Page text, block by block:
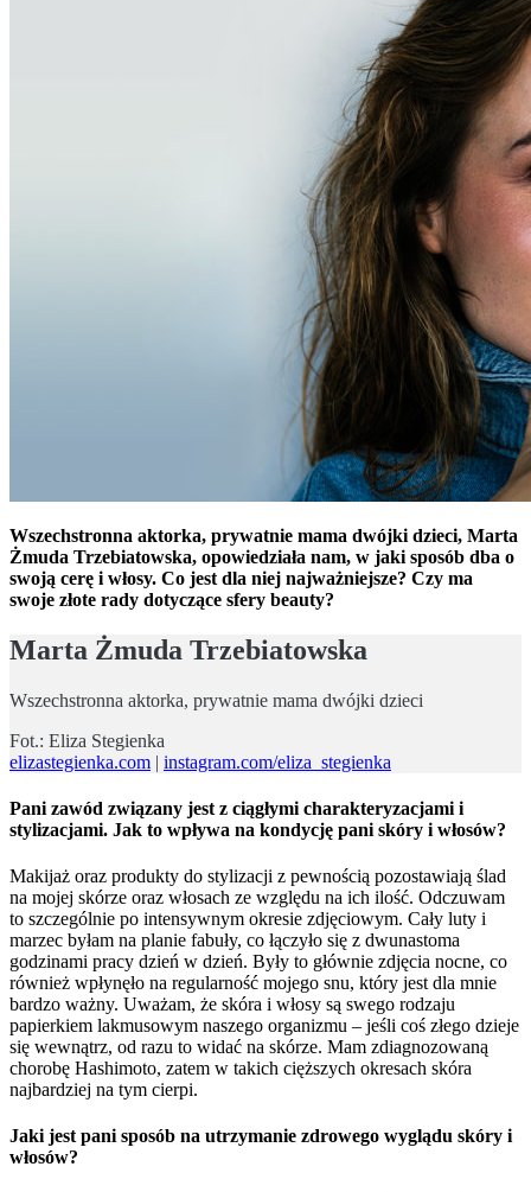
Wszechstronna aktorka, prywatnie mama dwójki dzieci, Marta
Żmuda Trzebiatowska, opowiedziała nam, w jaki sposób dba o
swoją cerę i włosy. Co jest dla niej najważniejsze? Czy ma
swoje złote rady dotyczące sfery beauty?
Marta Żmuda Trzebiatowska
Wszechstronna aktorka, prywatnie mama dwójki dzieci
Fot.: Eliza Stegienka
elizastegienka.com | instagram.com/eliza_stegienka
Pani zawód związany jest z ciągłymi charakteryzacjami i
stylizacjami. Jak to wpływa na kondycję pani skóry i włosów?
Makijaż oraz produkty do stylizacji z pewnością pozostawiają ślad
na mojej skórze oraz włosach ze względu na ich ilość. Odczuwam
to szczególnie po intensywnym okresie zdjęciowym. Cały luty i
marzec byłam na planie fabuły, co łączyło się z dwunastoma
godzinami pracy dzień w dzień. Były to głównie zdjęcia nocne, co
również wpłynęło na regularność mojego snu, który jest dla mnie
bardzo ważny. Uważam, że skóra i włosy są swego rodzaju
papierkiem lakmusowym naszego organizmu – jeśli coś złego dzieje
się wewnątrz, od razu to widać na skórze. Mam zdiagnozowaną
chorobę Hashimoto, zatem w takich cięższych okresach skóra
najbardziej na tym cierpi.
Jaki jest pani sposób na utrzymanie zdrowego wyglądu skóry i
włosów?